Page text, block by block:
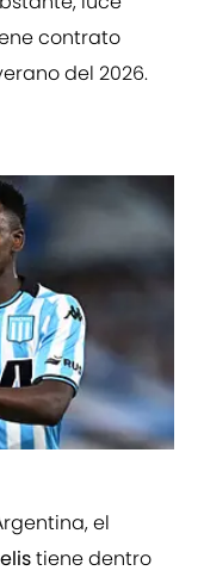
contrato
del 2026.
el
tiene dentro